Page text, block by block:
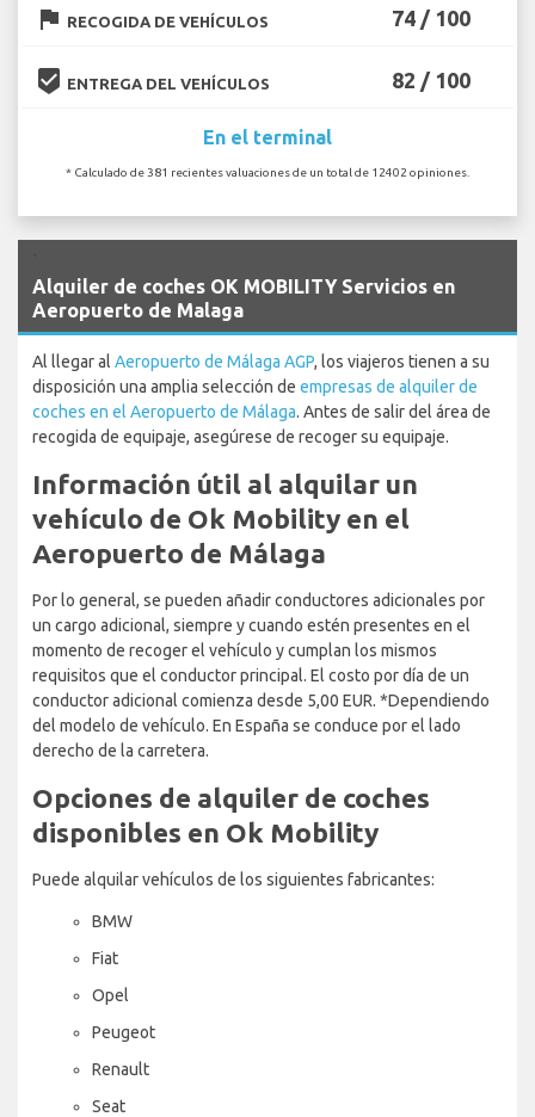
flag RECOGIDA DE VEHÍCULOS 74 / 100
beenhere ENTREGA DEL VEHÍCULOS 82 / 100
En el terminal
* Calculado de 381 recientes valuaciones de un total de 12402 opiniones.
Alquiler de coches OK MOBILITY Servicios en
Aeropuerto de Malaga
Al llegar al Aeropuerto de Málaga AGP, los viajeros tienen a su
disposición una amplia selección de empresas de alquiler de
coches en el Aeropuerto de Málaga. Antes de salir del área de
recogida de equipaje, asegúrese de recoger su equipaje.
Información útil al alquilar un
vehículo de Ok Mobility en el
Aeropuerto de Málaga
Por lo general, se pueden añadir conductores adicionales por
un cargo adicional, siempre y cuando estén presentes en el
momento de recoger el vehículo y cumplan los mismos
requisitos que el conductor principal. El costo por día de un
conductor adicional comienza desde 5,00 EUR. *Dependiendo
del modelo de vehículo. En España se conduce por el lado
derecho de la carretera.
Opciones de alquiler de coches
disponibles en Ok Mobility
Puede alquilar vehículos de los siguientes fabricantes:
BMW
Fiat
Opel
Peugeot
Renault
Seat